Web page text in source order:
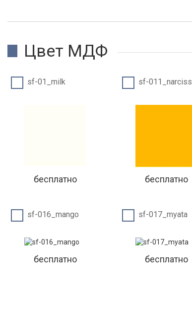
Цвет МДФ
sf-01_milk
бесплатно
sf-011_narciss
бесплатно
sf-016_mango
бесплатно
sf-017_myata
бесплатно